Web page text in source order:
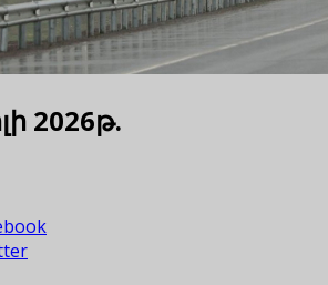
2026թ.